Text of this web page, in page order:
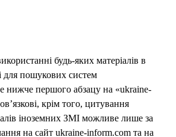
будь-яких матеріалів в
для пошукових систем
нижче першого абзацу на «ukraine-
крім того, цитування
іноземних ЗМІ можливе лише за
на сайт ukraine-inform.com та на